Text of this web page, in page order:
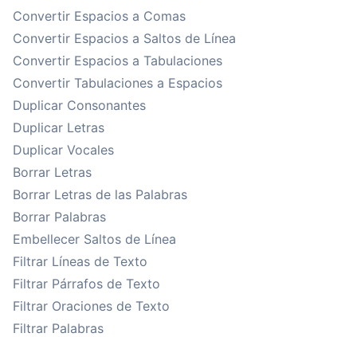
Convertir Espacios a Comas
Convertir Espacios a Saltos de Línea
Convertir Espacios a Tabulaciones
Convertir Tabulaciones a Espacios
Duplicar Consonantes
Duplicar Letras
Duplicar Vocales
Borrar Letras
Borrar Letras de las Palabras
Borrar Palabras
Embellecer Saltos de Línea
Filtrar Líneas de Texto
Filtrar Párrafos de Texto
Filtrar Oraciones de Texto
Filtrar Palabras